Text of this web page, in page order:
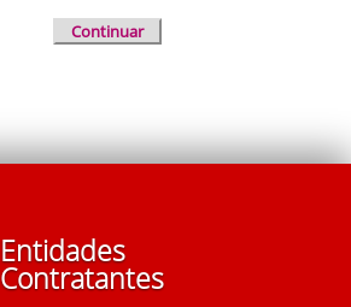
Continuar
Entidades
Contratantes